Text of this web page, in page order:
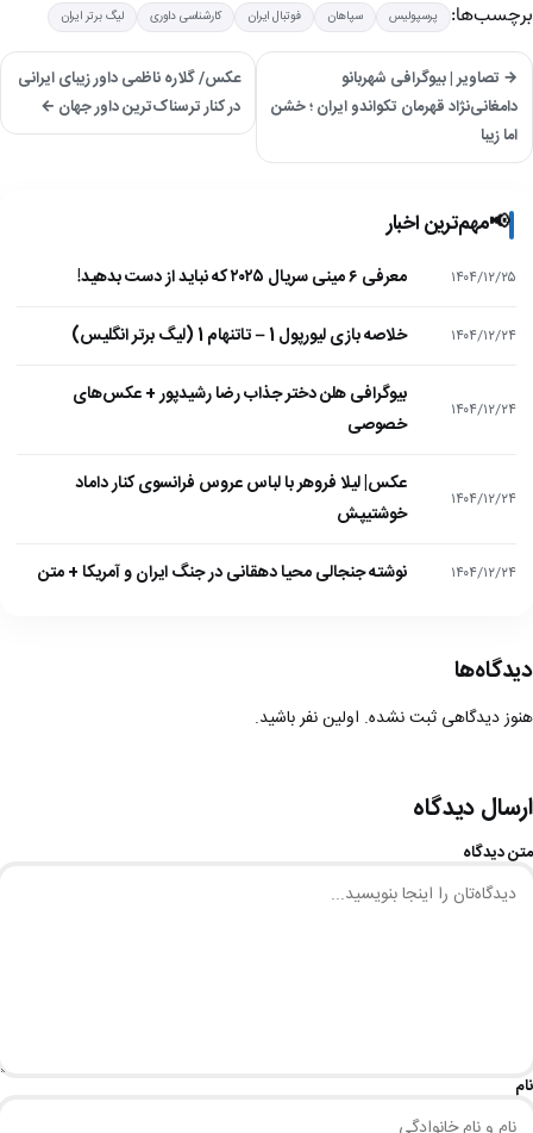
برچسب‌ها: پرسپولیس سپاهان فوتبال ایران کارشناسی داوری لیگ برتر ایران
→ تصاویر | بیوگرافی شهربانو
دامغانی‌نژاد قهرمان تکواندو ایران ؛ خشن
اما زیبا
عکس/ گلاره ناظمی داور زیبای ایرانی
در کنار ترسناک‌ترین داور جهان ←
📢مهم‌ترین اخبار
۱۴۰۴/۱۲/۲۵ معرفی ۶ مینی سریال ۲۰۲۵ که نباید از دست بدهید!
۱۴۰۴/۱۲/۲۴ خلاصه بازی لیورپول 1 – تاتنهام 1 (لیگ برتر انگلیس)
۱۴۰۴/۱۲/۲۴
بیوگرافی هلن دختر جذاب رضا رشیدپور + عکس‌های
خصوصی
۱۴۰۴/۱۲/۲۴
عکس| لیلا فروهر با لباس عروس فرانسوی کنار داماد
خوشتیپش
۱۴۰۴/۱۲/۲۴ نوشته جنجالی محیا دهقانی در جنگ ایران و آمریکا + متن
دیدگاه‌ها
هنوز دیدگاهی ثبت نشده. اولین نفر باشید.
ارسال دیدگاه
متن دیدگاه
نام